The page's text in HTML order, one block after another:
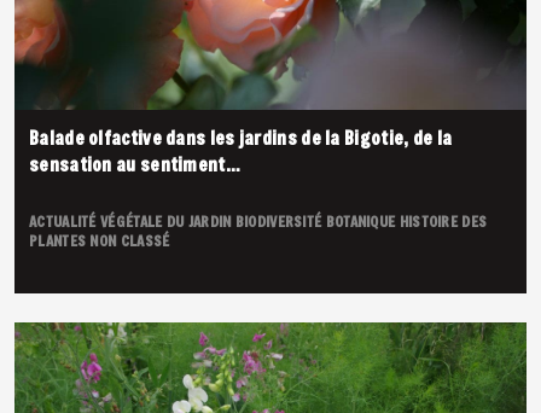
Balade olfactive dans les jardins de la Bigotie, de la
sensation au sentiment…
ACTUALITÉ VÉGÉTALE DU JARDIN BIODIVERSITÉ BOTANIQUE HISTOIRE DES
PLANTES NON CLASSÉ